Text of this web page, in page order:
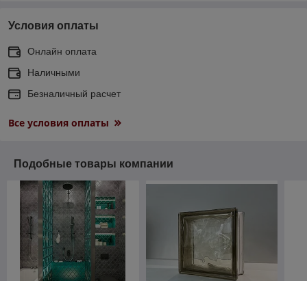
Условия оплаты
Онлайн оплата
Наличными
Безналичный расчет
Все условия оплаты
Подобные товары компании